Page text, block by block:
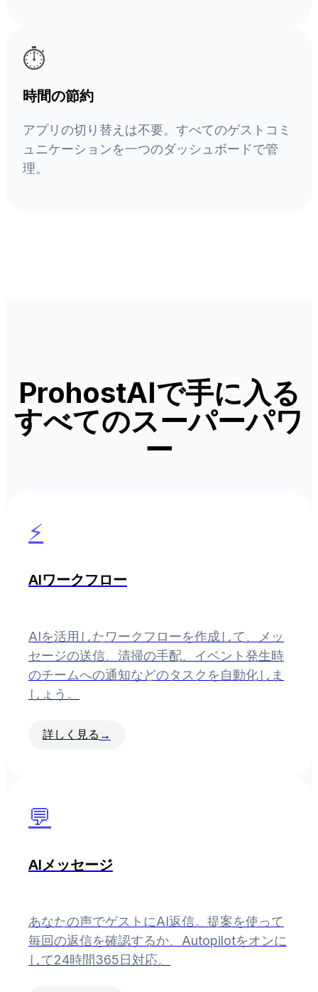
⏱️
時間の節約
アプリの切り替えは不要。すべてのゲストコミ
ュニケーションを一つのダッシュボードで管
理。
ProhostAIで手に入る
すべてのスーパーパワ
ー
⚡
AIワークフロー
AIを活用したワークフローを作成して、メッ
セージの送信、清掃の手配、イベント発生時
のチームへの通知などのタスクを自動化しま
しょう。
詳しく見る →
💬
AIメッセージ
あなたの声でゲストにAI返信。提案を使って
毎回の返信を確認するか、Autopilotをオンに
して24時間365日対応。